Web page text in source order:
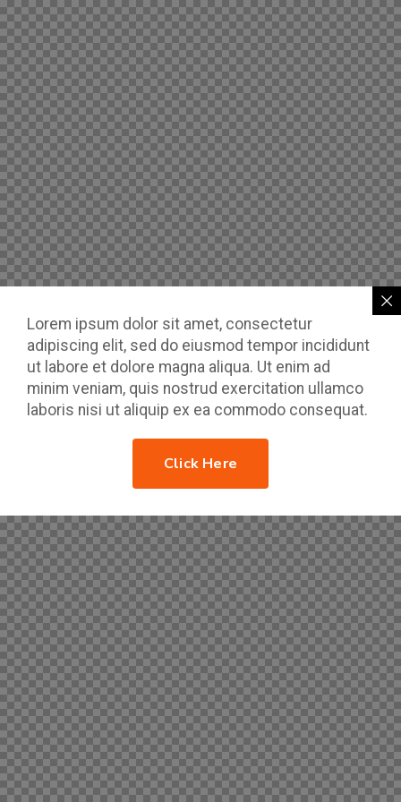
Lorem ipsum dolor sit amet, consectetur
adipiscing elit, sed do eiusmod tempor incididunt
ut labore et dolore magna aliqua. Ut enim ad
minim veniam, quis nostrud exercitation ullamco
laboris nisi ut aliquip ex ea commodo consequat.
Click Here